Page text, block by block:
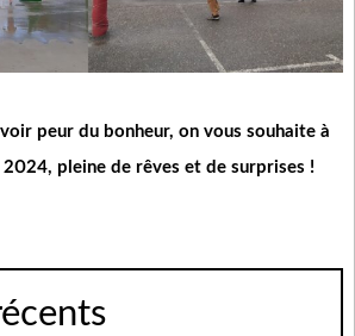
peur du bonheur, on vous souhaite à
pleine de rêves et de surprises !